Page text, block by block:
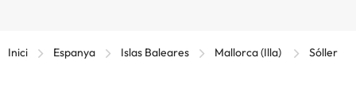
Inici Espanya Islas Baleares Mallorca (Illa) Sóller